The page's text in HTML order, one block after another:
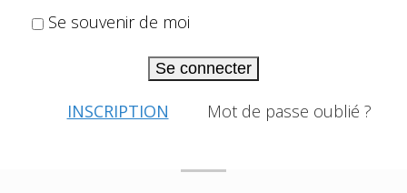
Se souvenir de moi
Se connecter
INSCRIPTION Mot de passe oublié ?